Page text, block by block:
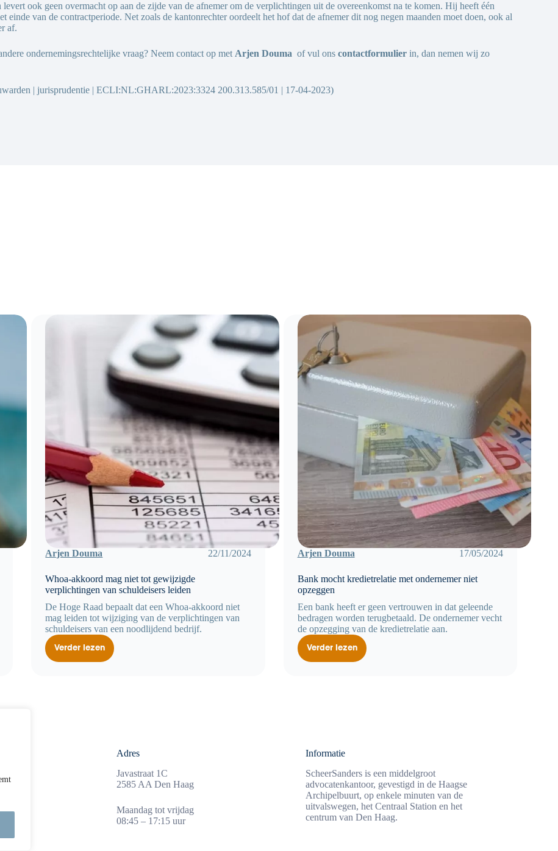
ook geen overmacht op aan de zijde van de afnemer om de verplichtingen uit de overeenkomst na te komen. Hij heeft één
einde van de contractperiode. Net zoals de kantonrechter oordeelt het hof dat de afnemer dit nog negen maanden moet doen, ook al
af.
ondernemingsrechtelijke vraag? Neem contact op met Arjen Douma of vul onscontactformulier in, dan nemen wij zo
| jurisprudentie | ECLI:NL:GHARL:2023:3324 200.313.585/01 | 17-04-2023)
Arjen Douma 22/11/2024
Whoa-akkoord mag niet tot gewijzigde
verplichtingen van schuldeisers leiden
De Hoge Raad bepaalt dat een Whoa-akkoord niet
mag leiden tot wijziging van de verplichtingen van
schuldeisers van een noodlijdend bedrijf.
Verder lezen
Whoa-
akkoord
Arjen Douma 17/05/2024
Bank mocht kredietrelatie met ondernemer niet
opzeggen
Een bank heeft er geen vertrouwen in dat geleende
bedragen worden terugbetaald. De ondernemer vecht
de opzegging van de kredietrelatie aan.
Verder lezen
Bank
Adres
Javastraat 1C
2585 AA Den Haag
Maandag tot vrijdag
08:45 – 17:15 uur
Informatie
ScheerSanders is een middelgroot
advocatenkantoor, gevestigd in de Haagse
Archipelbuurt, op enkele minuten van de
uitvalswegen, het Centraal Station en het
centrum van Den Haag.